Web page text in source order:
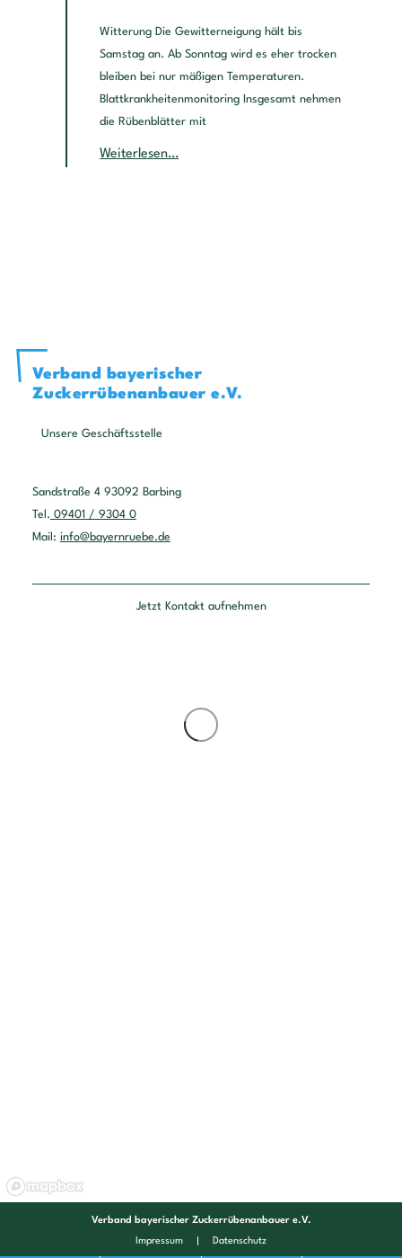
Witterung Die Gewitterneigung hält bis
Samstag an. Ab Sonntag wird es eher trocken
bleiben bei nur mäßigen Temperaturen.
Blattkrankheitenmonitoring Insgesamt nehmen
die Rübenblätter mit
Weiterlesen…
Verband bayerischer
Zuckerrübenanbauer e.V.
Unsere Geschäftsstelle
Sandstraße 4 93092 Barbing
Tel. 09401 / 9304 0
Mail: info@bayernruebe.de
Jetzt Kontakt aufnehmen
Verband bayerischer Zuckerrübenanbauer e.V.
Impressum Datenschutz